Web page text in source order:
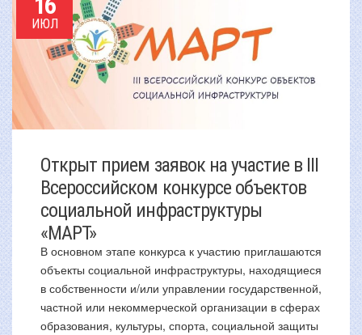
ИЮЛ
Открыт прием заявок на участие в III
Всероссийском конкурсе объектов
социальной инфраструктуры
«МАРТ»
В основном этапе конкурса к участию приглашаются
объекты социальной инфраструктуры, находящиеся
в собственности и/или управлении государственной,
частной или некоммерческой организации в сферах
образования, культуры, спорта, социальной защиты